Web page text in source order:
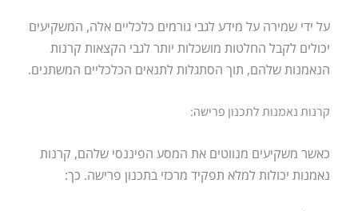
על ידי שמירה על מידע לגבי גורמים כלכליים אלה, המשקיעים
יכולים לקבל החלטות מושכלות יותר לגבי הקצאות קרנות
הנאמנות שלהם, תוך הסתגלות לתנאים הכלכליים המשתנים.
קרנות נאמנות לתכנון פרישה:
כאשר משקיעים מנווטים את המסע הפיננסי שלהם, קרנות
נאמנות יכולות למלא תפקיד מרכזי בתכנון פרישה. כך: